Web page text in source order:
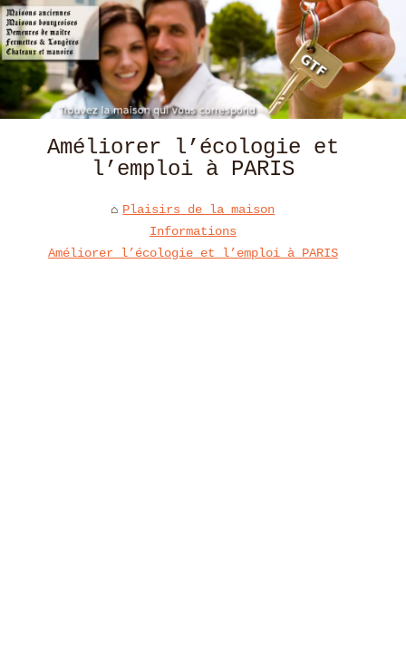
Améliorer l’écologie et
l’emploi à PARIS
Plaisirs de la maison
Informations
Améliorer l’écologie et l’emploi à PARIS